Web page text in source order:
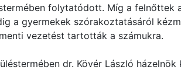
folytatódott. Míg a felnőttek
a gyermekek szórakoztatásáról
vezetést tartották a számukra.
dr. Kövér László